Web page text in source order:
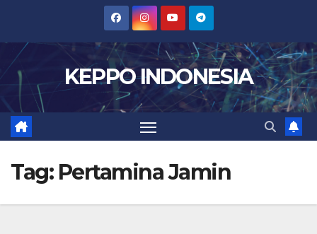
content
KEPPO INDONESIA
Tag: Pertamina Jamin